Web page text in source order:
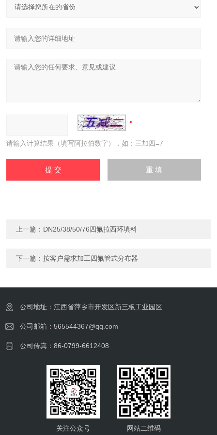
请输入计算结果（填写阿拉伯数字），如：三加四=7
上一篇： DN25/38/50/76四氟拉西环填料
下一篇：按客户需求加工四氟管式分布器
公司地址：江西省萍乡市开发区新三板工业园区
公司邮箱：565544367@qq.com
公司传真：86-0799-6612408
关注公众号 网站二维码